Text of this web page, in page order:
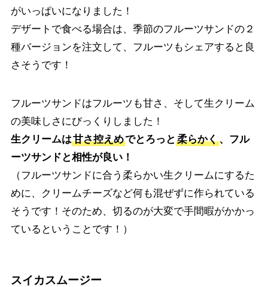
がいっぱいになりました！
デザートで食べる場合は、季節のフルーツサンドの２
種バージョンを注文して、フルーツもシェアすると良
さそうです！
フルーツサンドはフルーツも甘さ、そして生クリーム
の美味しさにびっくりしました！
生クリームは甘さ控えめでとろっと 柔らかく、フル
ーツサンドと相性が良い！
（フルーツサンドに合う柔らかい生クリームにするた
めに、クリームチーズなど何も混ぜずに作られている
そうです！そのため、切るのが大変で手間暇がかかっ
ているということです！）
スイカスムージー